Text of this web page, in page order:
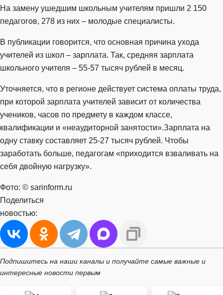
На замену ушедшим школьным учителям пришли 2 150
педагогов, 278 из них – молодые специалисты.
В публикации говорится, что основная причина ухода
учителей из школ – зарплата. Так, средняя зарплата
школьного учителя – 55-57 тысяч рублей в месяц.
Уточняется, что в регионе действует система оплаты труда,
при которой зарплата учителей зависит от количества
учеников, часов по предмету в каждом классе,
квалификации и «неаудиторной занятости».Зарплата на
одну ставку составляет 25-27 тысяч рублей. Чтобы
заработать больше, педагогам «приходится взваливать на
себя двойную нагрузку».
Фото: © sarinform.ru
Поделиться
новостью:
Подпишитесь на наши каналы и получайте самые важные и
интересные новости первым